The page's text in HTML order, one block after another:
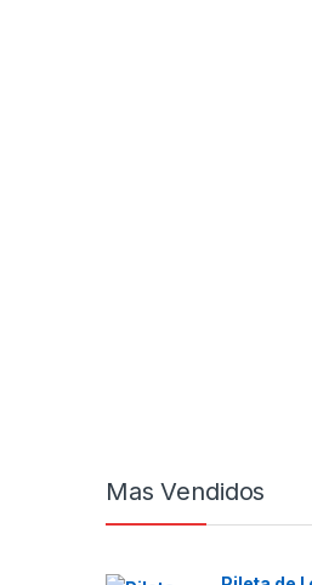
Mas Vendidos